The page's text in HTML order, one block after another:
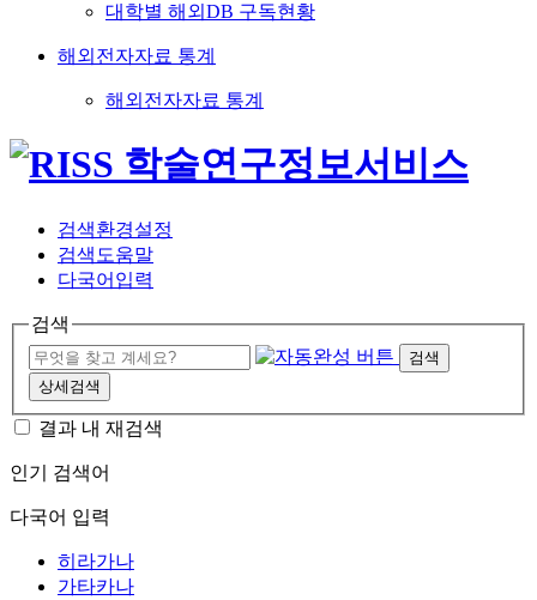
대학별 해외DB 구독현황
해외전자자료 통계
해외전자자료 통계
검색환경설정
검색도움말
다국어입력
검색
검색
상세검색
결과 내 재검색
인기 검색어
다국어 입력
히라가나
가타카나